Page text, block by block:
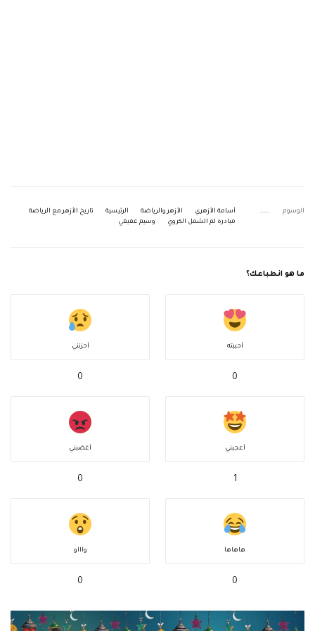
الوسوم أسامة الأزهري الأزهر والرياضة الرئيسية
تاريخ الأزهر مع الرياضة
مبادرة لم الشمل الكروي
وسيم عفيفي
ما هو انطباعك؟
أحببته
0
أحزنني
0
أعجبني
1
أغضبني
0
هاهاها
0
واااو
0